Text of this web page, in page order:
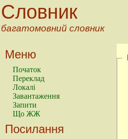
Словник
багатомовний словник
Меню
Початок
Переклад
Локалі
Завантаження
Запити
Що ЖЖ
Посилання